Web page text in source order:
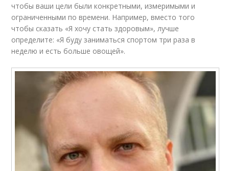
чтобы ваши цели были конкретными, измеримыми и
ограниченными по времени. Например, вместо того
чтобы сказать «Я хочу стать здоровым», лучше
определите: «Я буду заниматься спортом три раза в
неделю и есть больше овощей».